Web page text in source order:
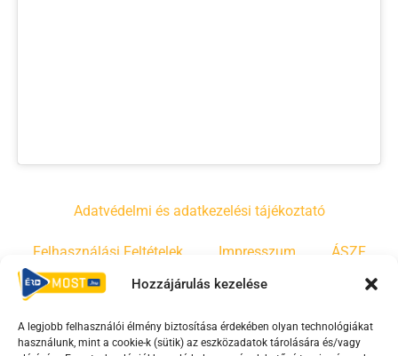
Hozzájárulás kezelése
A legjobb felhasználói élmény biztosítása érdekében olyan technológiákat
használunk, mint a cookie-k (sütik) az eszközadatok tárolására és/vagy
Adatvédelmi és adatkezelési tájékoztató
Felhasználási Feltételek Impresszum ÁSZF
Irányelvek Moderálási szabályzat